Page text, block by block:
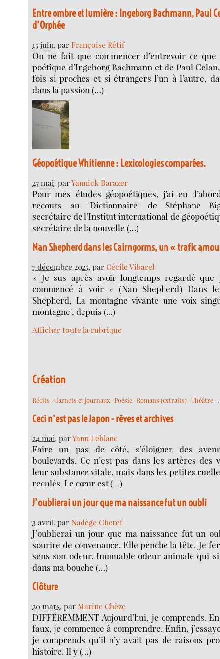
Entre ombre et lumière : Ingeborg Bachmann, Paul
d’Orphée
15 juin, parFrançoise Rétif
On ne fait que commencer d’entrevoir ce
poétique d’Ingeborg Bachmann et de Paul
fois si proches et si étrangers l’un à l’autre,
dans la passion (…)
Géopoétique Whitienne : Lexicologies comparées.
27 mai, parYannick Barazer
Pour mes études géopoétiques, j’ai eu
recours au "Dictionnaire" de Stéphane
secrétaire de l’Institut international de
secrétaire de la nouvelle (…)
Nan Shepherd dans les Cairngorms, un « trafic
7 décembre 2025, parCécile Vibarel
« Je sus après avoir longtemps regardé que
commencé à voir » (Nan Shepherd) Dans
Shepherd, La montagne vivante une voix
montagne", depuis (…)
Afficher toute la rubrique
Création
Récits -Carnets et journaux -Poésie -Romans (extraits) -Théâtre -
Ceci n’est pas le Japon - rêves et archives
24 mai, parYann Leblanc
Faire un pas de côté, s’éloigner des
boulevards. Ce n’est pas dans les artères des
leur substance vitale, mais dans les petites
reculés. Le cœur est (…)
J’oublierai un jour que ma naissance fut un oubli
3 avril, parNadège Cheref
J’oublierai un jour que ma naissance fut un
sourire de convenance. Elle penche la tête. Je
sens son odeur. Immuable odeur animale qui
dans ma bouche (…)
Clôture
20 mars, parMarine Chèze
DIFFÉREMMENT Aujourd’hui, je comprends.
faux, je commence à comprendre. Enfin,
je comprends qu’il n’y avait pas de raisons
histoire. Il y (…)